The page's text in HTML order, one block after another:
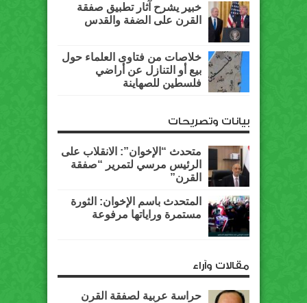
خبير يشرح آثار تطبيق صفقة
القرن على الضفة والقدس
خلاصات من فتاوى العلماء حول
بيع أو التنازل عن أراضي
فلسطين للصهاينة
بيانات وتصريحات
متحدث “الإخوان”: الانقلاب على
الرئيس مرسي لتمرير “صفقة
القرن”
المتحدث باسم الإخوان: الثورة
مستمرة وراياتها مرفوعة
مقالات وآراء
حراسة عربية لصفقة القرن